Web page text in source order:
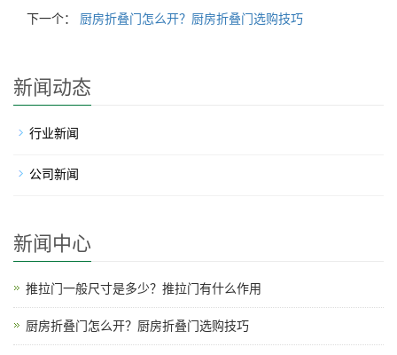
下一个： 厨房折叠门怎么开？厨房折叠门选购技巧
新闻动态
行业新闻
公司新闻
新闻中心
推拉门一般尺寸是多少？推拉门有什么作用
厨房折叠门怎么开？厨房折叠门选购技巧